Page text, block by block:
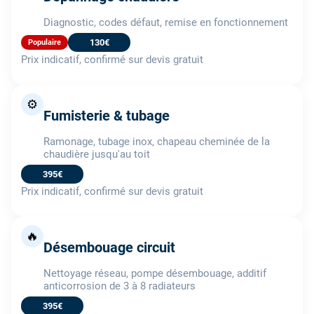
Diagnostic, codes défaut, remise en fonctionnement
Populaire 130€
Prix indicatif, confirmé sur devis gratuit
⚙️
Fumisterie & tubage
Ramonage, tubage inox, chapeau cheminée de la
chaudière jusqu'au toit
395€
Prix indicatif, confirmé sur devis gratuit
🔥
Désembouage circuit
Nettoyage réseau, pompe désembouage, additif
anticorrosion de 3 à 8 radiateurs
395€